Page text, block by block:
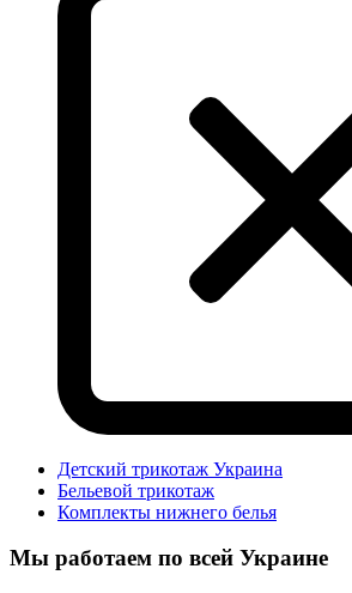
Детский трикотаж Украина
Бельевой трикотаж
Комплекты нижнего белья
Мы работаем по всей Украине